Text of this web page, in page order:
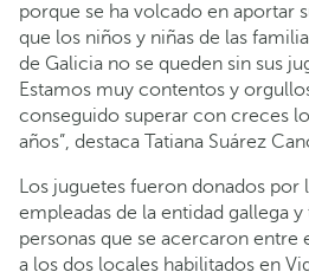
porque se ha volcado en aportar
que los niños y niñas de las
de Galicia no se queden sin sus
Estamos muy contentos y
conseguido superar con creces
años”, destaca Tatiana Suárez
Los juguetes fueron donados por
empleadas de la entidad gallega
personas que se acercaron entre
a los dos locales habilitados en